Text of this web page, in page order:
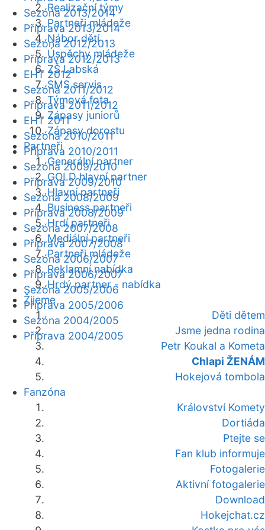
Realizační týmy
Partneři mládeže
Nábor dětí
Úspěchy mládeže
ZŠ Labská
SMS servis
Týmová fota
Zápasy juniorů
Zápasy dorostu
Partneři
Generální partner
GOLD hlavní partner
Hlavní partneři
Business partneři
Hrdí partneři
Mediální partneři
Partneři mládeže
Reklamní nabídka
Hrdý partner - nabídka
Žijeme
Děti dětem
Jsme jedna rodina
Petr Koukal a Kometa
Chlapi ŽENÁM
Hokejová tombola
Fanzóna
Království Komety
Dortiáda
Ptejte se
Fan klub informuje
Fotogalerie
Aktivní fotogalerie
Download
Hokejchat.cz
Sezóna 2013/2014
Příprava 2013/2014
Sezóna 2012/2013
Příprava 2012/2013
EHT 2012
Sezóna 2011/2012
Příprava 2011/2012
EHT 2011
Sezóna 2010/2011
Příprava 2010/2011
Sezóna 2009/2010
Příprava 2009/2010
Sezóna 2008/2009
Příprava 2008/2009
Sezóna 2007/2008
Příprava 2007/2008
Sezóna 2006/2007
Příprava 2006/2007
Sezóna 2005/2006
Příprava 2005/2006
Sezóna 2004/2005
Příprava 2004/2005